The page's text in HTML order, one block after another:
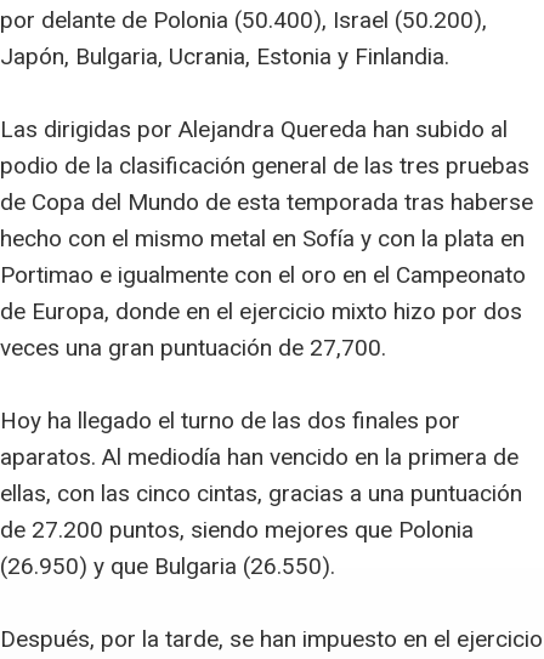
por delante de Polonia (50.400), Israel (50.200),
Japón, Bulgaria, Ucrania, Estonia y Finlandia.
Las dirigidas por Alejandra Quereda han subido al
podio de la clasificación general de las tres pruebas
de Copa del Mundo de esta temporada tras haberse
hecho con el mismo metal en Sofía y con la plata en
Portimao e igualmente con el oro en el Campeonato
de Europa, donde en el ejercicio mixto hizo por dos
veces una gran puntuación de 27,700.
Hoy ha llegado el turno de las dos finales por
aparatos. Al mediodía han vencido en la primera de
ellas, con las cinco cintas, gracias a una puntuación
de 27.200 puntos, siendo mejores que Polonia
(26.950) y que Bulgaria (26.550).
Después, por la tarde, se han impuesto en el ejercicio